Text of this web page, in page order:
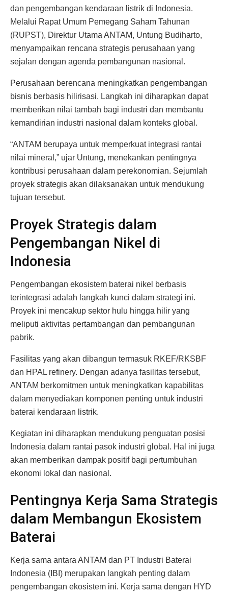
dan pengembangan kendaraan listrik di Indonesia.
Melalui Rapat Umum Pemegang Saham Tahunan
(RUPST), Direktur Utama ANTAM, Untung Budiharto,
menyampaikan rencana strategis perusahaan yang
sejalan dengan agenda pembangunan nasional.
Perusahaan berencana meningkatkan pengembangan
bisnis berbasis hilirisasi. Langkah ini diharapkan dapat
memberikan nilai tambah bagi industri dan membantu
kemandirian industri nasional dalam konteks global.
“ANTAM berupaya untuk memperkuat integrasi rantai
nilai mineral,” ujar Untung, menekankan pentingnya
kontribusi perusahaan dalam perekonomian. Sejumlah
proyek strategis akan dilaksanakan untuk mendukung
tujuan tersebut.
Proyek Strategis dalam
Pengembangan Nikel di
Indonesia
Pengembangan ekosistem baterai nikel berbasis
terintegrasi adalah langkah kunci dalam strategi ini.
Proyek ini mencakup sektor hulu hingga hilir yang
meliputi aktivitas pertambangan dan pembangunan
pabrik.
Fasilitas yang akan dibangun termasuk RKEF/RKSBF
dan HPAL refinery. Dengan adanya fasilitas tersebut,
ANTAM berkomitmen untuk meningkatkan kapabilitas
dalam menyediakan komponen penting untuk industri
baterai kendaraan listrik.
Kegiatan ini diharapkan mendukung penguatan posisi
Indonesia dalam rantai pasok industri global. Hal ini juga
akan memberikan dampak positif bagi pertumbuhan
ekonomi lokal dan nasional.
Pentingnya Kerja Sama Strategis
dalam Membangun Ekosistem
Baterai
Kerja sama antara ANTAM dan PT Industri Baterai
Indonesia (IBI) merupakan langkah penting dalam
pengembangan ekosistem ini. Kerja sama dengan HYD